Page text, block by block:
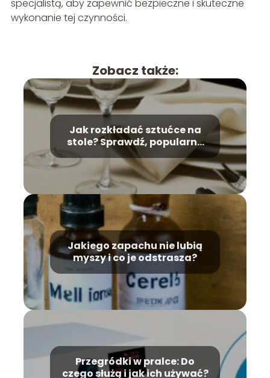
specjalistą, aby zapewnić bezpieczne i skuteczne
wykonanie tej czynności.
Zobacz także:
Jak rozkładać sztućce na
stole? Sprawdź, popularne
błędy!
Jakiego zapachu nie lubią
myszy i co je odstrasza?
Przegródki w pralce: Do
czego służą i jak ich używać?